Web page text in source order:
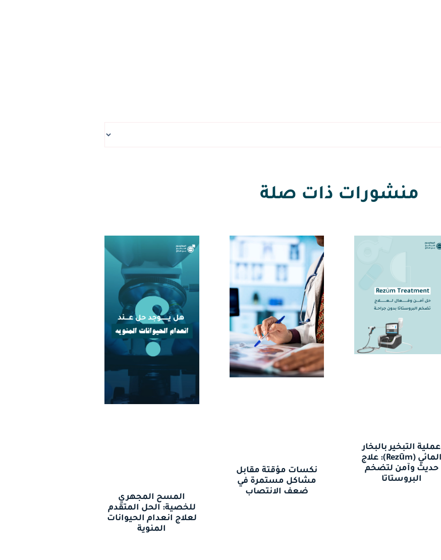
منشورات ذات صلة
عملية التبخير بالبخار
المائي (Rezūm): علاج
حديث وآمن لتضخم
البروستاتا
نكسات مؤقتة مقابل
مشاكل مستمرة في
ضعف الانتصاب
المسح المجهري
للخصية: الحل المتقدم
لعلاج انعدام الحيوانات
المنوية